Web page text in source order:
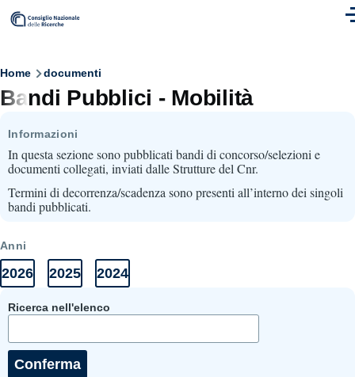
Skip to main content
Breadcrumb
Home documenti
Bandi Pubblici - Mobilità
Informazioni
In questa sezione sono pubblicati bandi di concorso/selezioni e
documenti collegati, inviati dalle Strutture del Cnr.
Termini di decorrenza/scadenza sono presenti all’interno dei singoli
bandi pubblicati.
Anni
Anni
Documenti
Elenco
2026
2026
Elenco
2025
2025
Elenco
2024
2024
Ricerca nell'elenco